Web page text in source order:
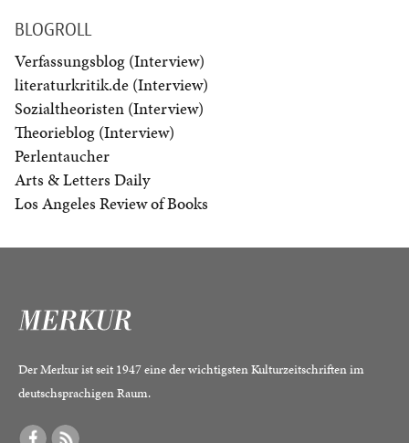
BLOGROLL
Verfassungsblog (Interview)
literaturkritik.de (Interview)
Sozialtheoristen (Interview)
Theorieblog (Interview)
Perlentaucher
Arts & Letters Daily
Los Angeles Review of Books
Der Merkur ist seit 1947 eine der wichtigsten Kulturzeitschriften im
deutschsprachigen Raum.